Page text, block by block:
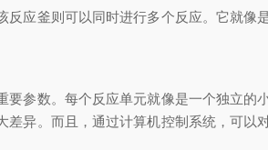
应釜则可以同时进行多个反应。它就像
参数。每个反应单元就像是一个独立的
异。而且，通过计算机控制系统，可以